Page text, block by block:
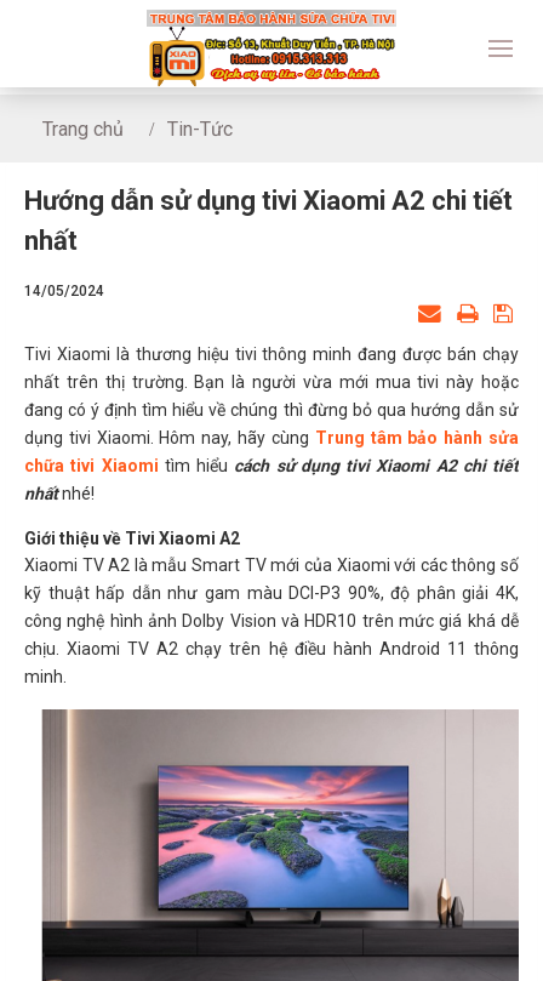
Trang chủ
Tin-Tức
Hướng dẫn sử dụng tivi Xiaomi A2 chi tiết
nhất
14/05/2024
Tivi Xiaomi là thương hiệu tivi thông minh đang được bán chạy
nhất trên thị trường. Bạn là người vừa mới mua tivi này hoặc
đang có ý định tìm hiểu về chúng thì đừng bỏ qua hướng dẫn sử
dụng tivi Xiaomi. Hôm nay, hãy cùng Trung tâm bảo hành sửa
chữa tivi Xiaomi tìm hiểu cách sử dụng tivi Xiaomi A2 chi tiết
nhấtnhé!
Giới thiệu về Tivi Xiaomi A2
Xiaomi TV A2 là mẫu Smart TV mới của Xiaomi với các thông số
kỹ thuật hấp dẫn như gam màu DCI-P3 90%, độ phân giải 4K,
công nghệ hình ảnh Dolby Vision và HDR10 trên mức giá khá dễ
chịu. Xiaomi TV A2 chạy trên hệ điều hành Android 11 thông
minh.